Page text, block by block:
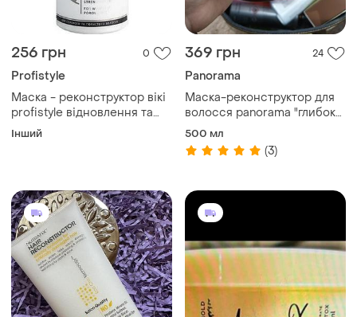
256 грн 0
Profistyle
Маска - реконструктор вікі
profistyle відновлення та
зміцнення волосся 500 мл
Інший
369 грн 24
Panorama
Маска-реконструктор для
волосся panorama "глибоке
відновлення", 500 мл
500 мл
(3)